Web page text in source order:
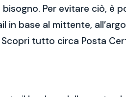
Per evitare ciò, è
in base al mittente,
tutto circa Posta